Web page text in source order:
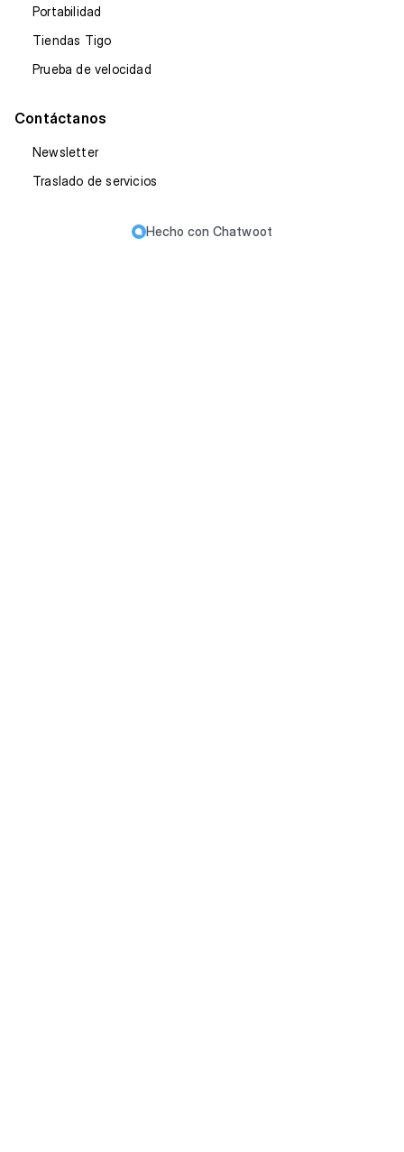
Portabilidad
Tiendas Tigo
Prueba de velocidad
Contáctanos
Newsletter
Traslado de servicios
Hecho con Chatwoot